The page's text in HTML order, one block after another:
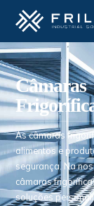
Câmaras
As câmaras
alimentos e
segurança. Na
câmaras
soluções